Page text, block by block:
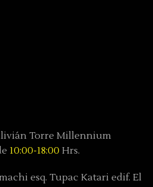
Torre Millennium
10:00-18:00 Hrs.
esq. Tupac Katari edif. El